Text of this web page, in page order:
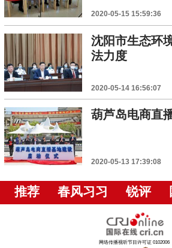
2020-05-15 15:59:36
沈阳市生态环
法力度
2020-05-14 16:56:07
葫芦岛电商直
2020-05-13 17:39:08
推荐 春风习习 锐评
网络传播视听节目许可证 0102006